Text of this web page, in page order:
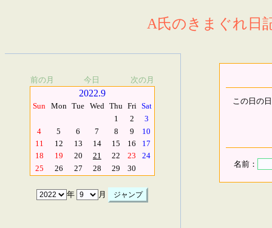
A氏のきまぐれ日
前の月 今日 次の月
2022.9
Sun Mon Tue Wed Thu Fri Sat
1
2
3
4
5 6 7 8 9
10
11
12 13 14 15 16
17
18
19 20 21 22 23
24
25
26 27 28 29 30
年 月
この日の
名前：